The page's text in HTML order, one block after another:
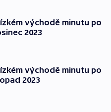
východě minutu po
2023
východě minutu po
2023